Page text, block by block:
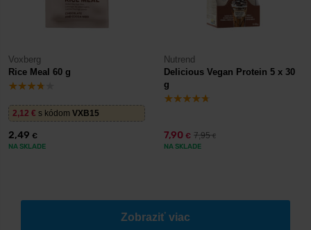
Voxberg
Rice Meal 60 g
2,12 € s kódom VXB15
2,49 €
NA SKLADE
Nutrend
Delicious Vegan Protein 5 x 30
g
7,90 € 7,95€
NA SKLADE
Zobraziť viac